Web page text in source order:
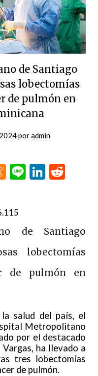
de Santiago
lobectomías
de pulmón en
poradmin
Meneame
Line
de Santiago
lobectomías
de pulmón en
salud del país, el
Metropolitano
por el destacado
ha llevado a
tres lobectomías
de pulmón.